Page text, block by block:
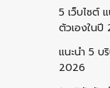
5 เว็บไซต์
ตัวเองในปี
แนะนำ 5
2026